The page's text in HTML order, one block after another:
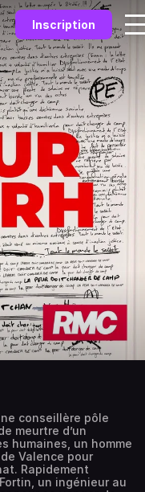
Inscription
conseillère pôle
meurtre d’un
humaines, un homme
Valence pour
Rapidement
un ingénieur au